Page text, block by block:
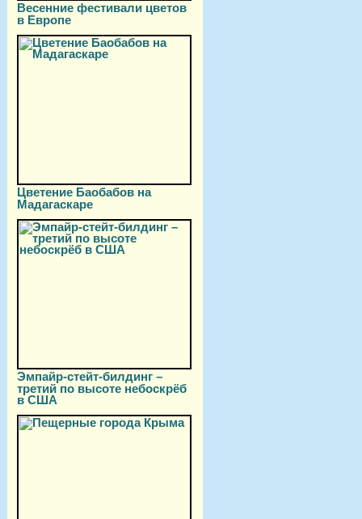
Весенние фестивали цветов
в Европе
Цветение Баобабов на
Мадагаскаре
Эмпайр-стейт-билдинг –
третий по высоте небоскрёб
в США